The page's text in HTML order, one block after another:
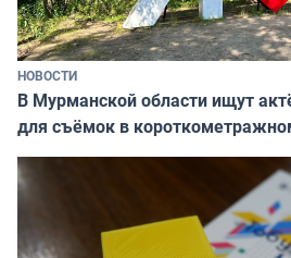
НОВОСТИ
В Мурманской области ищут
для съёмок в